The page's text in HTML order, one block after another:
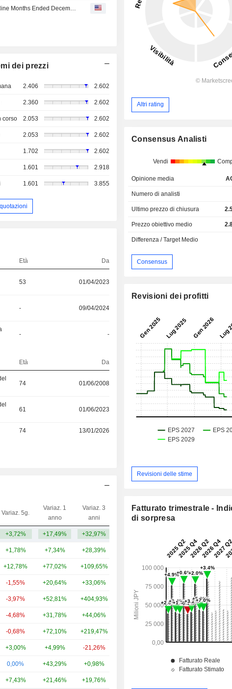
dei prezzi
2.406 2.602
2.360 2.602
corso 2.053 2.602
2.053 2.602
1.702 2.602
1.601 2.918
1.601 3.855
Età Da
53 01/04/2023
- 09/04/2024
- -
Età Da
74 01/06/2008
61 01/06/2023
74 13/01/2026
Variaz. 5g.
Variaz. 1
anno
Variaz. 3
anni
Capi.($)
+3,72% +17,49% +32,97%
+1,78% +7,34% +28,39%
+12,78% +77,02% +109,65% 6,51 Mrd
-1,55% +20,64% +33,06% 5,6 Mrd
-3,97% +52,81% +404,93% 2,46 Mrd
-4,68% +31,78% +44,06% 1,95 Mrd
-0,68% +72,10% +219,47%
+3,00% +4,99% -21,26%
0,00% +43,29% +0,98%
+7,43% +21,46% +19,76%
Altri rating
Consensus Analisti
Vendi
Opinione media
Numero di analisti
Ultimo prezzo di chiusura
Prezzo obiettivo medio
Differenza / Target Medio
Consensus
Revisioni dei profitti
Revisioni delle stime
Fatturato trimestrale -
di sorpresa